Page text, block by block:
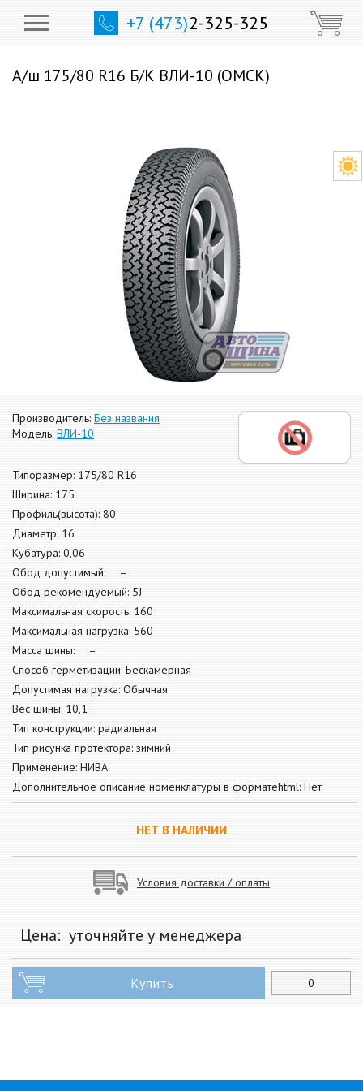
+7 (473)2-325-325
А/ш 175/80 R16 Б/К ВЛИ-10 (ОМСК)
Производитель: Без названия
Модель: ВЛИ-10
Типоразмер: 175/80 R16
Ширина: 175
Профиль(высота): 80
Диаметр: 16
Кубатура: 0,06
Обод допустимый: –
Обод рекомендуемый: 5J
Максимальная скорость: 160
Максимальная нагрузка: 560
Масса шины: –
Способ герметизации: Бескамерная
Допустимая нагрузка: Обычная
Вес шины: 10,1
Тип конструкции: радиальная
Тип рисунка протектора: зимний
Применение: НИВА
Дополнительное описание номенклатуры в форматеhtml: Нет
НЕТ В НАЛИЧИИ
Условия доставки / оплаты
Цена: уточняйте у менеджера
Купить